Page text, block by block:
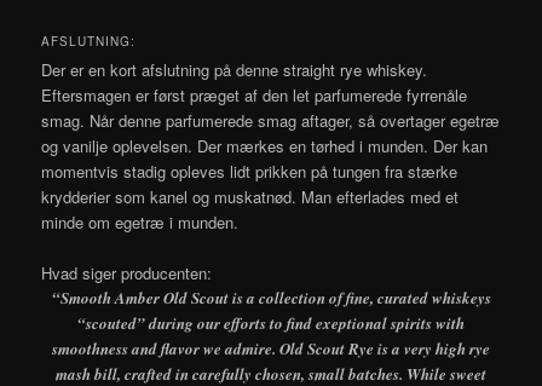
AFSLUTNING:
Der er en kort afslutning på denne straight rye whiskey.
Eftersmagen er først præget af den let parfumerede fyrrenåle
smag. Når denne parfumerede smag aftager, så overtager egetræ
og vanilje oplevelsen. Der mærkes en tørhed i munden. Der kan
momentvis stadig opleves lidt prikken på tungen fra stærke
krydderier som kanel og muskatnød. Man efterlades med et
minde om egetræ i munden.
Hvad siger producenten:
“Smooth Amber Old Scout is a collection of fine, curated whiskeys
“scouted” during our efforts to find exeptional spirits with
smoothness and flavor we admire. Old Scout Rye is a very high rye
mash bill, crafted in carefully chosen, small batches. While sweet